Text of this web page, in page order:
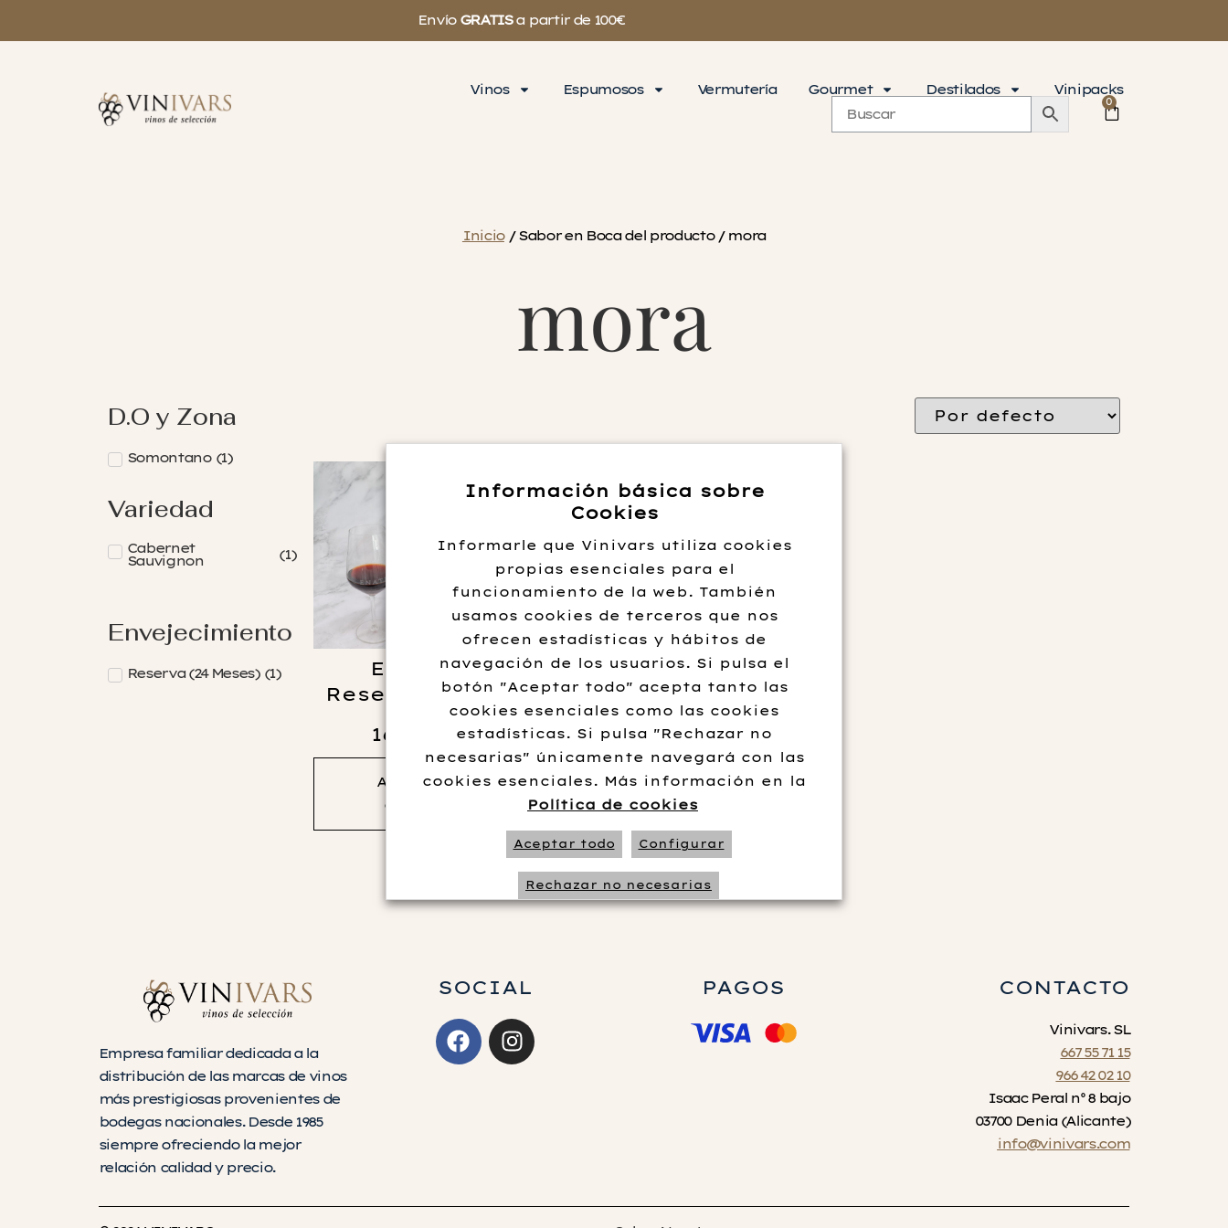
Envío GRATISa partir de 100€
Vinos Espumosos Vermutería Gourmet Destilados Vinipacks
0
Inicio/ Sabor en Boca del producto / mora
mora
D.O y Zona
Somontano (1)
Variedad
Cabernet
Sauvignon (1)
Envejecimiento
Reserva (24 Meses) (1)
Enate
Reserva 2018
16.95
Añadir al
carrito
Empresa familiar dedicada a la
distribución de las marcas de vinos
más prestigiosas provenientes de
bodegas nacionales. Desde 1985
siempre ofreciendo la mejor
relación calidad y precio.
SOCIAL PAGOS CONTACTO
Vinivars. SL
667 55 71 15
966 42 02 10
Isaac Peral nº 8 bajo
03700 Denia (Alicante)
info@vinivars.com
Información básica sobre
Cookies
Informarle que Vinivars utiliza cookies
propias esenciales para el
funcionamiento de la web. También
usamos cookies de terceros que nos
ofrecen estadísticas y hábitos de
navegación de los usuarios. Si pulsa el
botón "Aceptar todo" acepta tanto las
cookies esenciales como las cookies
estadísticas. Si pulsa "Rechazar no
necesarias" únicamente navegará con las
cookies esenciales. Más información en la
Política de cookies
Aceptar todo Configurar
Rechazar no necesarias